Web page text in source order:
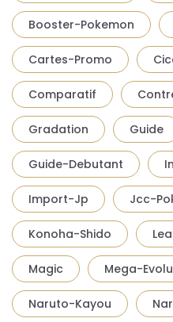
Booster-Pokemon
Cartes-Promo
Comparatif
Gradation Guide
Guide-Debutant
Import-Jp Jcc-
Konoha-Shido
Magic Mega-
Naruto-Kayou